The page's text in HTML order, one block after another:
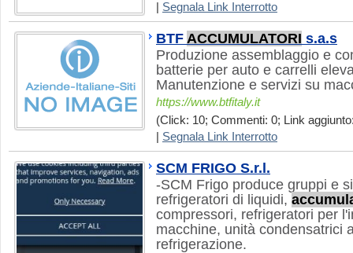
Segnala Link Interrotto
BTF ACCUMULATORI s.a.s
Produzione assemblaggio e
batterie per auto e carrelli
Manutenzione e servizi su
https://www.btfitaly.it
(Click: 10; Commenti: 0; Link
Segnala Link Interrotto
SCM FRIGO S.r.l.
-SCM Frigo produce gruppi e
refrigeratori di liquidi,
compressori, refrigeratori per
macchine, unità condensatrici
refrigerazione.